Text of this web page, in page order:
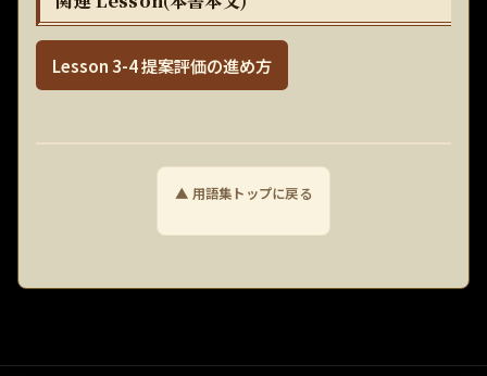
Lesson 3-4 提案評価の進め方
▲ 用語集トップに戻る